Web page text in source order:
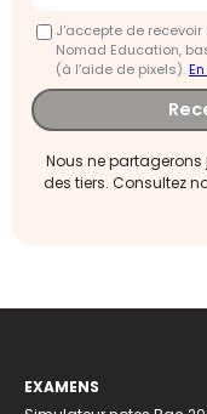
J'accepte de
Nomad Education,
(à l’aide de pixels).
Nous ne
des tiers. Consultez
EXAMENS